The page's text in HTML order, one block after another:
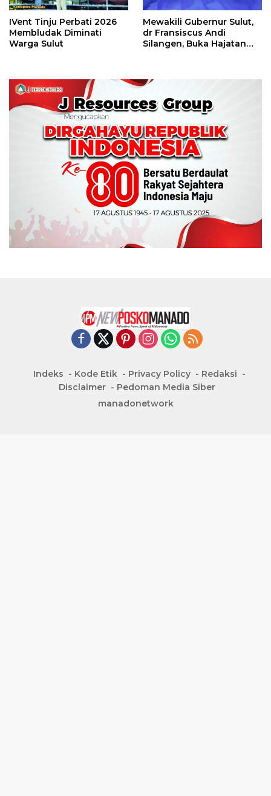
IVent Tinju Perbati 2026
Membludak Diminati
Warga Sulut
Mewakili Gubernur Sulut,
dr Fransiscus Andi
Silangen, Buka Hajatan
Indeks Kode Etik Privacy Policy
Redaksi
Disclaimer
Pedoman Media Siber
manadonetwork